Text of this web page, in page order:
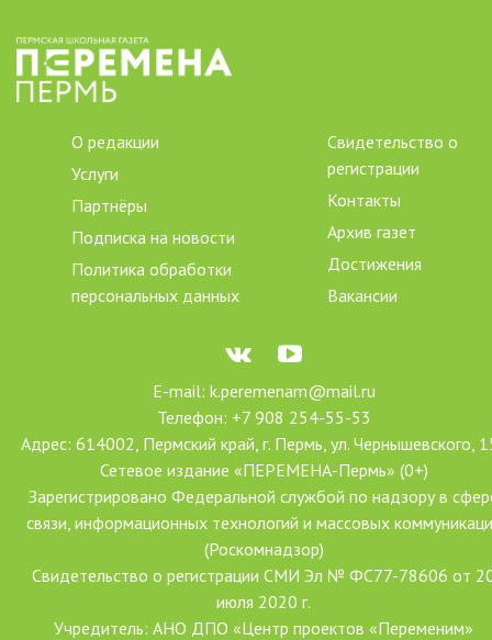
О редакции
Услуги
Партнёры
Подписка на новости
Политика обработки
персональных данных
Свидетельство о
регистрации
Контакты
Архив газет
Достижения
Вакансии
E-mail: k.peremenam@mail.ru
Телефон: +7 908 254-55-53
Адрес: 614002, Пермский край, г. Пермь, ул. Чернышевского,
Сетевое издание «ПЕРЕМЕНА-Пермь» (0+)
Зарегистрировано Федеральной службой по надзору в
связи, информационных технологий и массовых
(Роскомнадзор)
Свидетельство о регистрации СМИ Эл № ФС77-78606 от
июля 2020 г.
Учредитель: АНО ДПО «Центр проектов «Переменим»